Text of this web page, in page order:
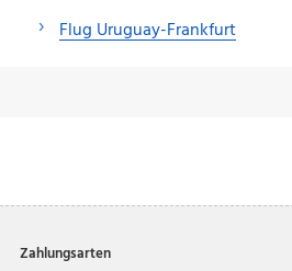
Flug Uruguay-Frankfurt